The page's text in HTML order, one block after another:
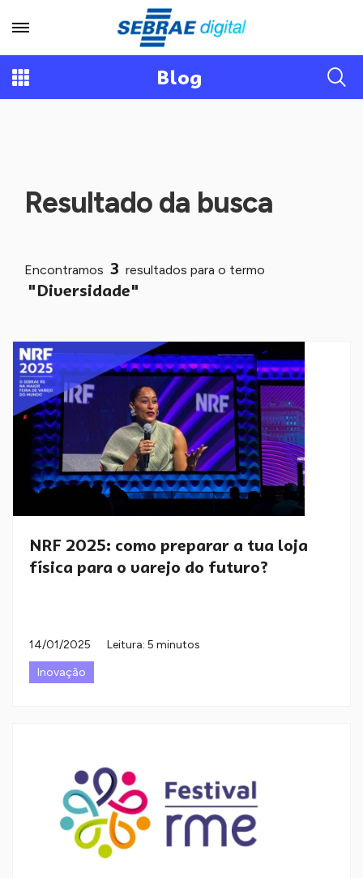
Blog
Resultado da busca
Encontramos 3 resultados para o termo
"Diversidade"
NRF 2025: como preparar a tua loja
física para o varejo do futuro?
14/01/2025
Leitura: 5 minutos
Inovação